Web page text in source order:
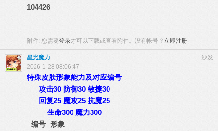
104426
附件: 您需要登录才可以下载或查看附件。没有帐号？ 立即注册
沙发
星光魔力
2026-1-28 08:06:47
特殊皮肤形象能力及对应编号
攻击30 防御30 敏捷30
回复25 魔攻25 抗魔25
生命300 魔力300
编号 形象